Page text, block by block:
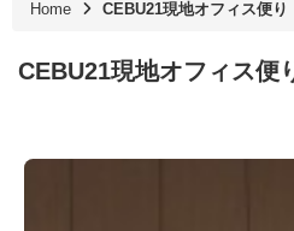
Home CEBU21現地オフィス便り
CEBU21現地オフィス便